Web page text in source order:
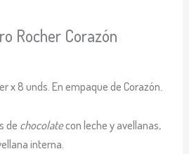
Rocher Corazón
x 8 unds. En empaque de Corazón.
de chocolatecon leche y avellanas,
interna.